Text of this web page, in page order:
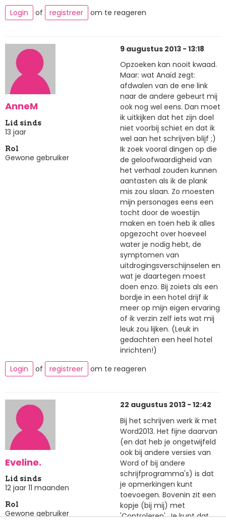
Login
of registreer om te reageren
AnneM
Lid sinds
13 jaar
Rol
Gewone gebruiker
9 augustus 2013 - 13:18
Opzoeken kan nooit kwaad.
Maar: wat Anaïd zegt:
afdwalen van de ene link
naar de andere gebeurt mij
ook nog wel eens. Dan moet
ik uitkijken dat het zijn doel
niet voorbij schiet en dat ik
wel aan het schrijven blijf ;)
Ik zoek vooral dingen op die
de geloofwaardigheid van
het verhaal zouden kunnen
aantasten als ik de plank
mis zou slaan. Zo moesten
mijn personages eens een
tocht door de woestijn
maken en toen heb ik alles
opgezocht over hoeveel
water je nodig hebt, de
symptomen van
uitdrogingsverschijnselen en
wat je daartegen moest
doen enzo. Bij zoiets als een
bordje in een hotel drijf ik
meer op mijn eigen ervaring
of ik verzin zelf iets wat mij
leuk zou lijken. (Leuk in
gedachten een heel hotel
inrichten!)
Login
of registreer om te reageren
Eveline.
Lid sinds
12 jaar 11 maanden
Rol
Gewone gebruiker
22 augustus 2013 - 12:42
Bij het schrijven werk ik met
Word2013. Het fijne daarvan
(en dat heb je ongetwijfeld
ook bij andere versies van
Word of bij andere
schrijfprogramma's) is dat
je opmerkingen kunt
toevoegen. Bovenin zit een
kopje (bij mij) met
'Controleren'. Je kunt dat